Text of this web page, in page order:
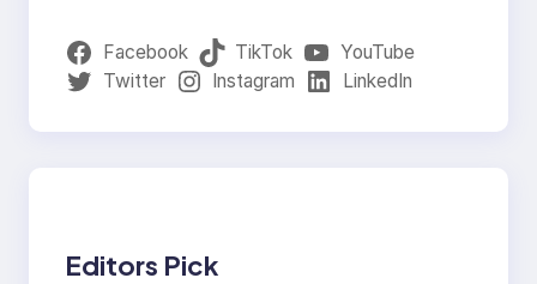
Facebook TikTok
YouTube
Twitter
Instagram LinkedIn
Editors Pick